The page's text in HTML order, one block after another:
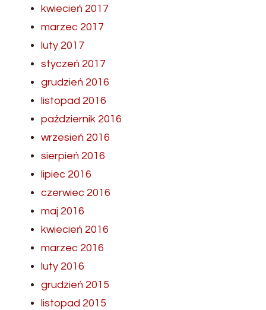
kwiecień 2017
marzec 2017
luty 2017
styczeń 2017
grudzień 2016
listopad 2016
październik 2016
wrzesień 2016
sierpień 2016
lipiec 2016
czerwiec 2016
maj 2016
kwiecień 2016
marzec 2016
luty 2016
grudzień 2015
listopad 2015